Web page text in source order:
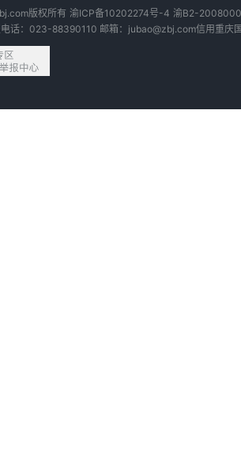
站开发 网站开发定制 软件开发 PPT
建模
作 开发网站 3D建模 机械设计 外卖开发
版权所有 渝ICP备10202274号-4 渝B2-
电话：023-88390110 邮箱：jubao@zbj.com信用重庆